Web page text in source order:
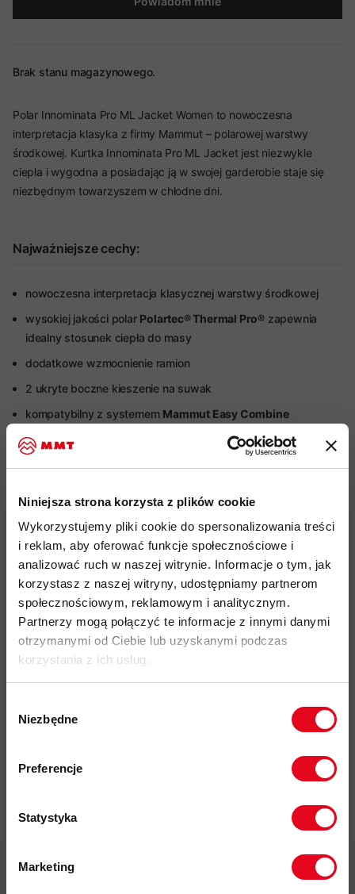
Niniejsza strona korzysta z plików cookie
Wykorzystujemy pliki cookie do spersonalizowania treści
i reklam, aby oferować funkcje społecznościowe i
analizować ruch w naszej witrynie. Informacje o tym, jak
korzystasz z naszej witryny, udostępniamy partnerom
społecznościowym, reklamowym i analitycznym.
Partnerzy mogą połączyć te informacje z innymi danymi
otrzymanymi od Ciebie lub uzyskanymi podczas
korzystania z ich usług.
zgody
Niezbędne
Preferencje
Statystyka
Marketing
Brak stanu magazynowego.
Polar Innominata Pro ML Jacket Women to nowoczesna
interpretacja klasyka z firmy Mammut – polarowej warstwy
środkowej. Kurtka Innominata Pro ML Jacket jest niezwykle
ciepła i wygodna a posiadając ją w swojej garderobie staje się
niezbędnym towarzyszem w chłodne dni.
Najważniejsze cechy:
nowoczesna interpretacja klasycznej warstwy środkowej
wysokiej jakości polar Polartec® Thermal Pro® zapewnia
idealny stosunek ciepła do masy
dodatkowe wzmocnienie ramion
2 ukryte boczne kieszenie na suwak
kompatybilny z systemem Mammut Easy Combine
Więcej o produkcie
Specyfikacja
Do tego produktu rekomendujemy
Impregnat do